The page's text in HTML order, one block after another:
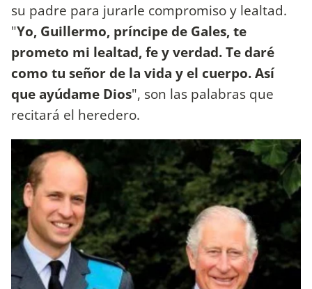
su padre para jurarle compromiso y lealtad.
"Yo, Guillermo, príncipe de Gales, te
prometo mi lealtad, fe y verdad. Te daré
como tu señor de la vida y el cuerpo. Así
que ayúdame Dios", son las palabras que
recitará el heredero.